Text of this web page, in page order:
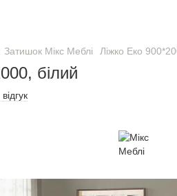
Затишок Мікс Меблі Ліжко Еко
білий